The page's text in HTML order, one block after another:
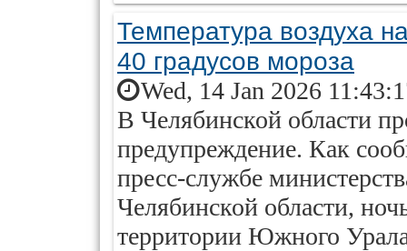
Температура воздуха
40 градусов мороза
Wed, 14 Jan 2026
В Челябинской области
предупреждение. Как
пресс-службе
Челябинской области,
территории Южного